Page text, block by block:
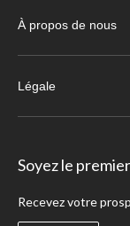
À propos de nous
Légale
Soyez le
Recevez votre